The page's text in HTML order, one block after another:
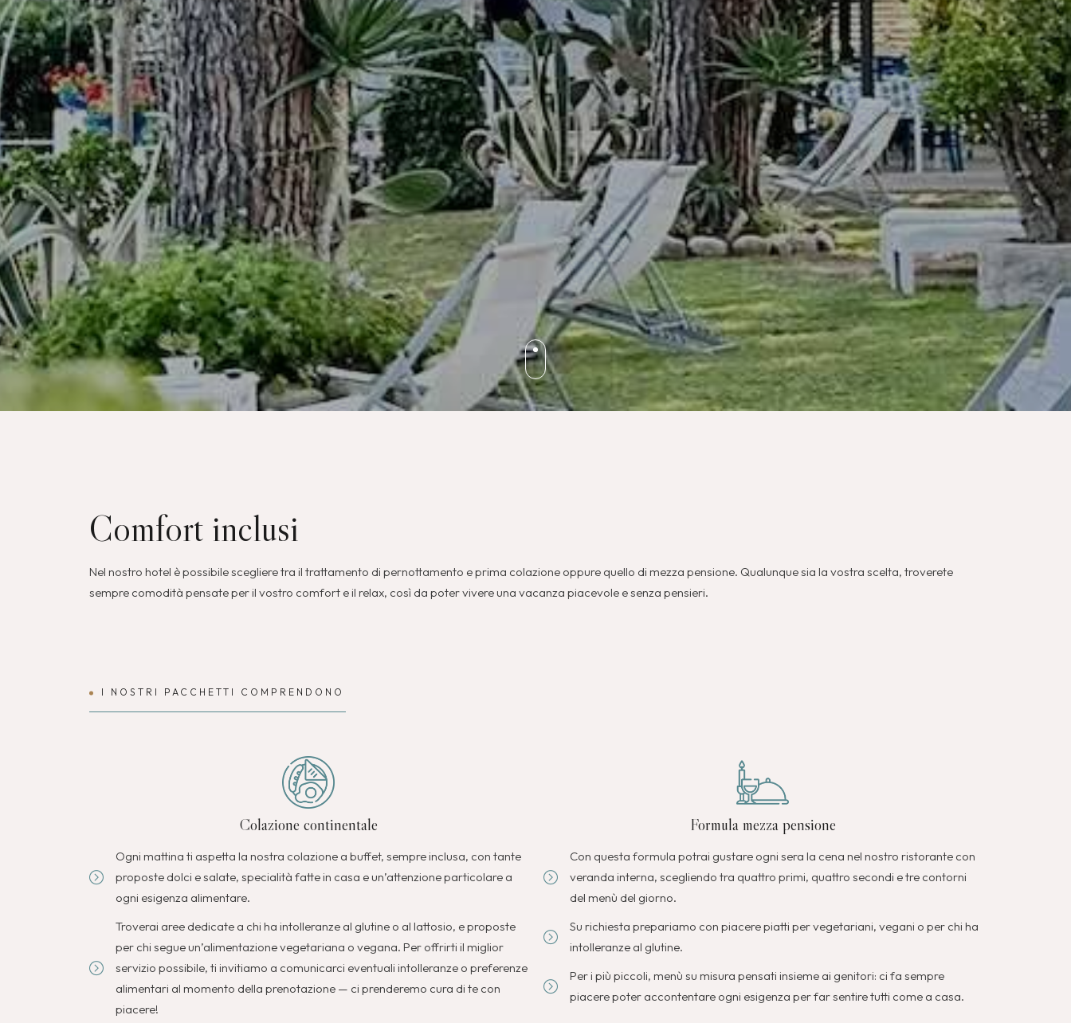
Comfort inclusi
Nel nostro hotel è possibile scegliere tra il trattamento di pernottamento e prima colazione oppure quello di mezza pensione. Qualunque sia la vostra scelta, troverete
sempre comodità pensate per il vostro comfort e il relax, così da poter vivere una vacanza piacevole e senza pensieri.
I NOSTRI PACCHETTI COMPRENDONO
Colazione continentale
Ogni mattina ti aspetta la nostra colazione a buffet, sempre inclusa, con tante
proposte dolci e salate, specialità fatte in casa e un’attenzione particolare a
ogni esigenza alimentare.
Troverai aree dedicate a chi ha intolleranze al glutine o al lattosio, e proposte
per chi segue un’alimentazione vegetariana o vegana. Per offrirti il miglior
servizio possibile, ti invitiamo a comunicarci eventuali intolleranze o preferenze
alimentari al momento della prenotazione — ci prenderemo cura di te con
piacere!
Formula mezza pensione
Con questa formula potrai gustare ogni sera la cena nel nostro ristorante con
veranda interna, scegliendo tra quattro primi, quattro secondi e tre contorni
del menù del giorno.
Su richiesta prepariamo con piacere piatti per vegetariani, vegani o per chi ha
intolleranze al glutine.
Per i più piccoli, menù su misura pensati insieme ai genitori: ci fa sempre
piacere poter accontentare ogni esigenza per far sentire tutti come a casa.